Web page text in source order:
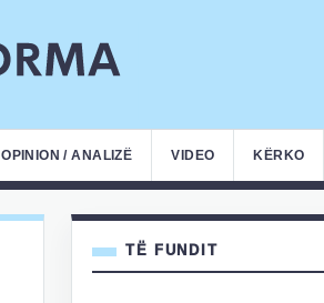
OPINION / ANALIZË VIDEO KËRKO
TË FUNDIT